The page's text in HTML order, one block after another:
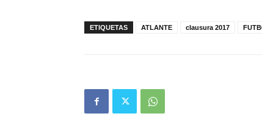
ETIQUETAS ATLANTE clausura 2017